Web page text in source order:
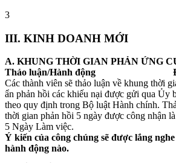
3
III. KINH DOANH MỚI
A. KHUNG THỜI GIAN PHẢN ỨNG
Thảo luận/Hành động
Các thành viên sẽ thảo luận về khung thời
ẩn phản hồi các khiếu nại được gửi qua Ủy
theo quy định trong Bộ luật Hành chính.
thời gian phản hồi 5 ngày được công nhận
5 Ngày Làm việc.
Ý kiến của công chúng sẽ được lắng
hành động nào.